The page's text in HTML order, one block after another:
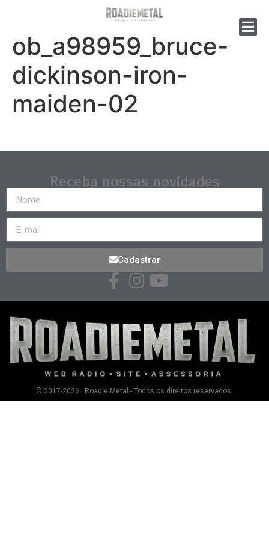
ob_a98959_bruce-
dickinson-iron-
maiden-02
Receba nossas novidades
Cadastrar
© 2017-2026 | Roadie Metal - Todos os direitos reservados.